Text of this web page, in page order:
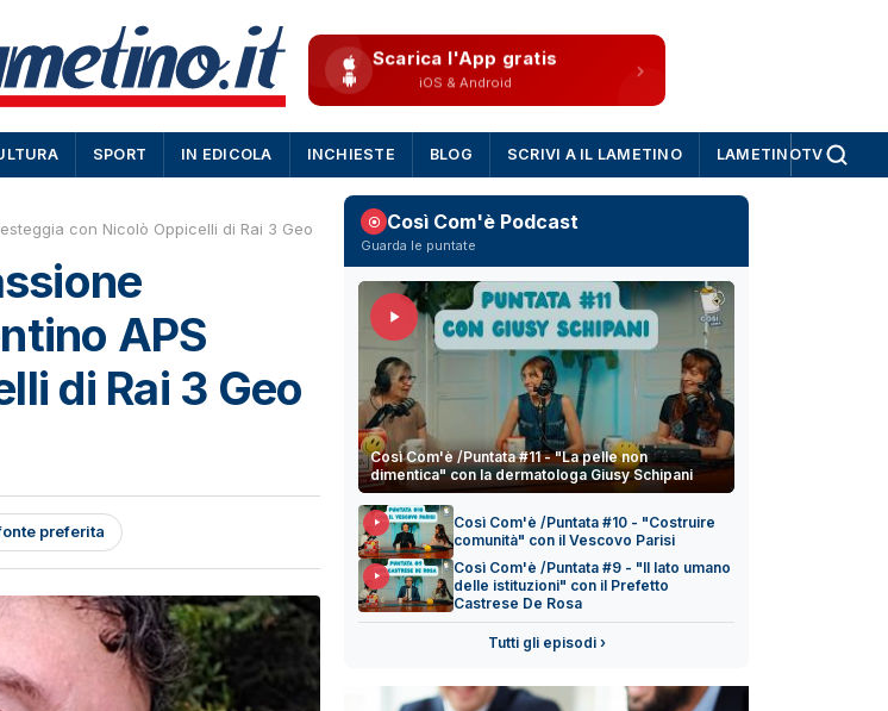
Scarica l'App gratis
iOS & Android
SPORT IN EDICOLA INCHIESTE BLOG SCRIVI A IL LAMETINO LAMETINOTV
con Nicolò Oppicelli di Rai 3 Geo
APS
di Rai 3 Geo
preferita
Così Com'è Podcast
Guarda le puntate
Così Com'è /Puntata #11 - "La pelle non
dimentica" con la dermatologa Giusy Schipani
Così Com'è /Puntata #10 - "Costruire
comunità" con il Vescovo Parisi
Così Com'è /Puntata #9 - "Il lato umano
delle istituzioni" con il Prefetto
Castrese De Rosa
Tutti gli episodi ›